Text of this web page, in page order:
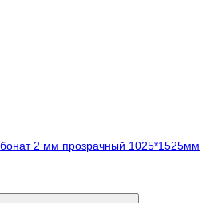
2 мм прозрачный 1025*1525мм